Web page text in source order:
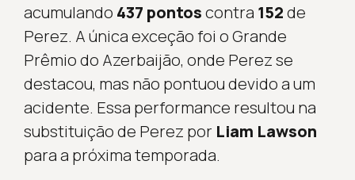
acumulando 437 pontoscontra 152de
Perez. A única exceção foi o Grande
Prêmio do Azerbaijão, onde Perez se
destacou, mas não pontuou devido a um
acidente. Essa performance resultou na
substituição de Perez por Liam Lawson
para a próxima temporada.